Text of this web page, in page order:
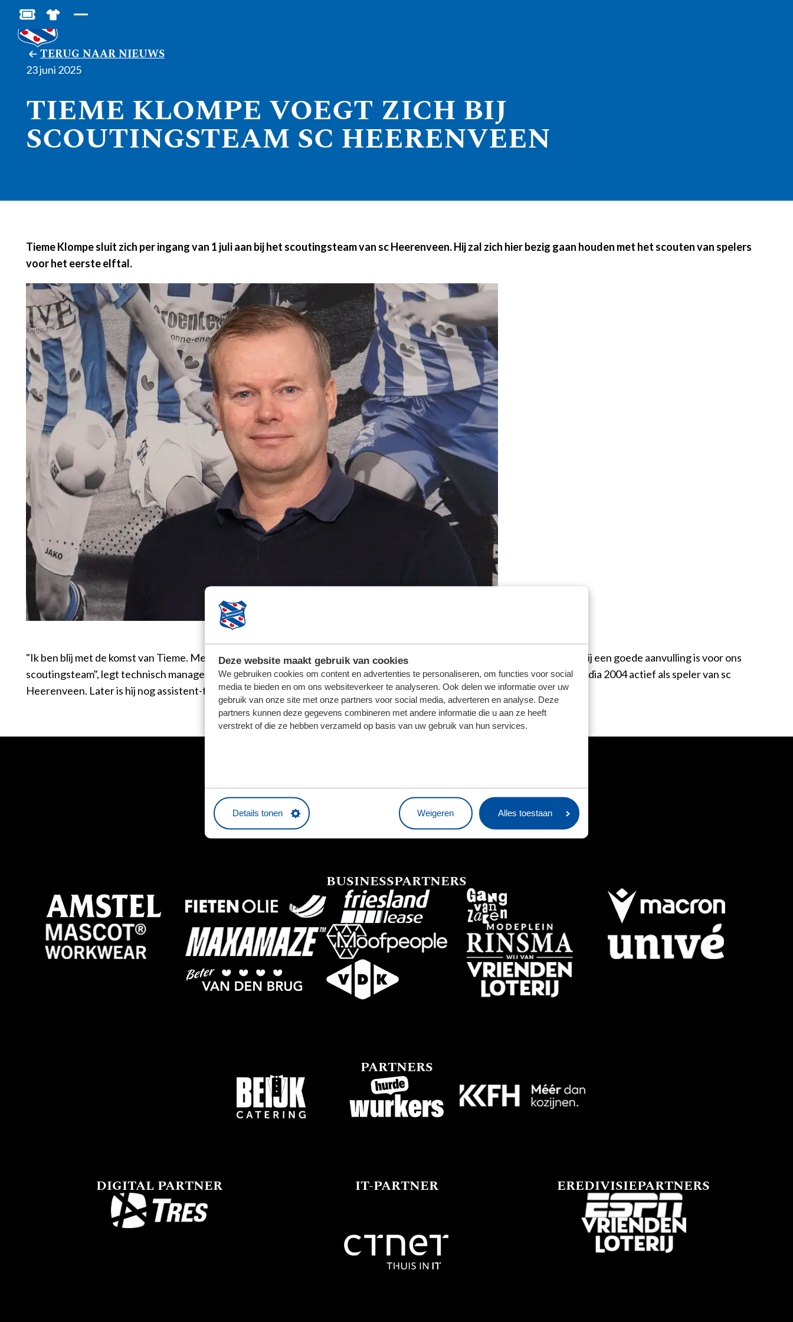
Deze website maakt gebruik van cookies
We gebruiken cookies om content en advertenties te personaliseren, om functies voor social
media te bieden en om ons websiteverkeer te analyseren. Ook delen we informatie over uw
gebruik van onze site met onze partners voor social media, adverteren en analyse. Deze
partners kunnen deze gegevens combineren met andere informatie die u aan ze heeft
verstrekt of die ze hebben verzameld op basis van uw gebruik van hun services.
Details tonen Weigeren Alles toestaan
BESTEL JOUW TICKETS
SHOP IN DE FEANSTORE
TERUG NAAR NIEUWS
23 juni 2025
TIEME KLOMPE VOEGT ZICH BIJ
SCOUTINGSTEAM SC HEERENVEEN
Tieme Klompe sluit zich per ingang van 1 juli aan bij het scoutingsteam van sc Heerenveen. Hij zal zich hier bezig gaan houden met het scouten van spelers
voor het eerste elftal.
"Ik ben blij met de komst van Tieme. Met zijn kennis en ervaring die hij heeft opgedaan als voetballer en trainer, denk ik dat hij een goede aanvulling is voor ons
scoutingsteam", legt technisch manager Johan Hansma de komst van Klompe uit. De oud-voetballer was van 1996 tot en media 2004 actief als speler van sc
Heerenveen. Later is hij nog assistent-trainer geweest bij de club en heeft hij de leiding gehad over het Onder 21-elftal.
BUSINESSPARTNERS
PARTNERS
DIGITAL PARTNER IT-PARTNER EREDIVISIEPARTNERS